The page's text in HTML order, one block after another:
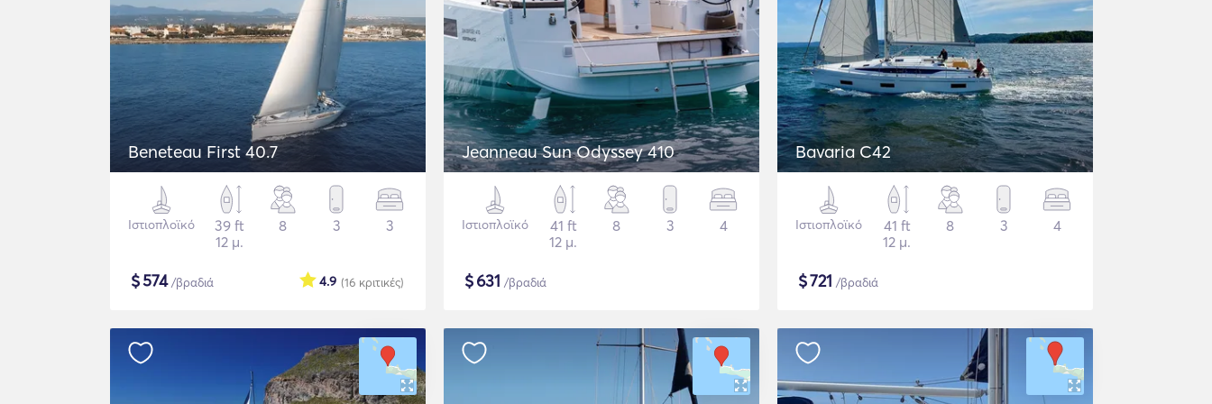
Beneteau First 40.7
Ιστιοπλοϊκό
39 ft
12 μ.
8 3 3
$574/βραδιά (16 κριτικές)
4.9
Jeanneau Sun Odyssey 410
Ιστιοπλοϊκό
41 ft
12 μ.
8 3 4
$631 /βραδιά
Bavaria C42
Ιστιοπλοϊκό
41 ft
12 μ.
8 3 4
$721 /βραδιά